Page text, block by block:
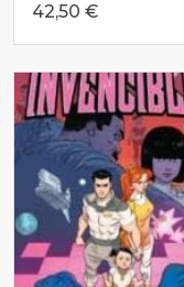
42,50 €